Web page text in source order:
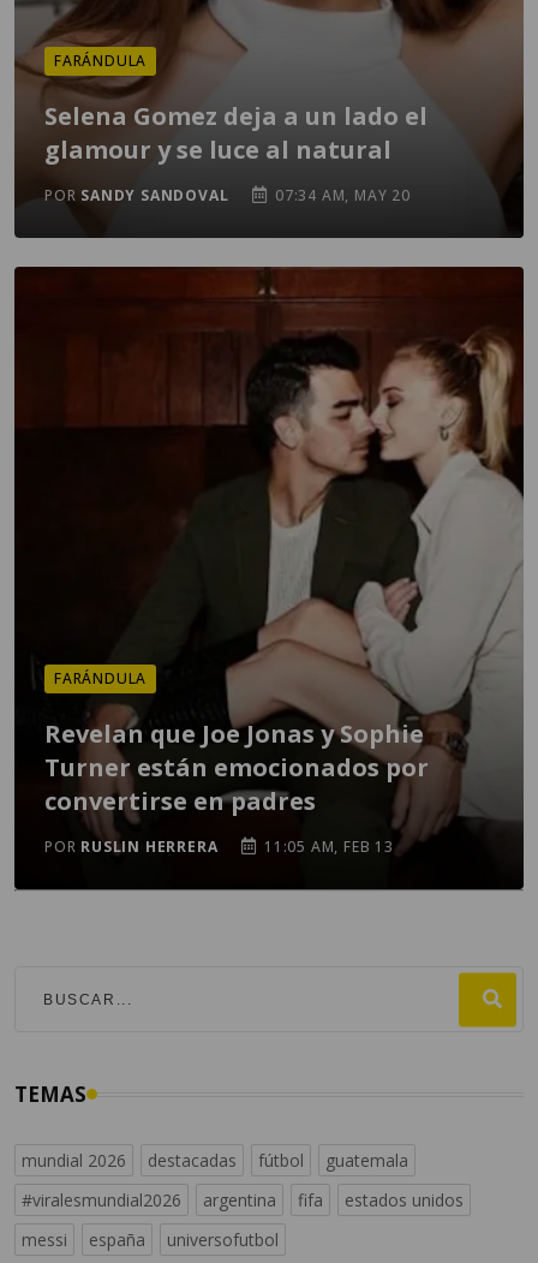
FARÁNDULA
Selena Gomez deja a un lado el
glamour y se luce al natural
POR SANDY SANDOVAL 07:34 AM, MAY 20
FARÁNDULA
Revelan que Joe Jonas y Sophie
Turner están emocionados por
convertirse en padres
POR RUSLIN HERRERA 11:05 AM, FEB 13
TEMAS
mundial 2026 destacadas fútbol
guatemala
#viralesmundial2026
argentina fifa
estados unidos
messi
españa universofutbol